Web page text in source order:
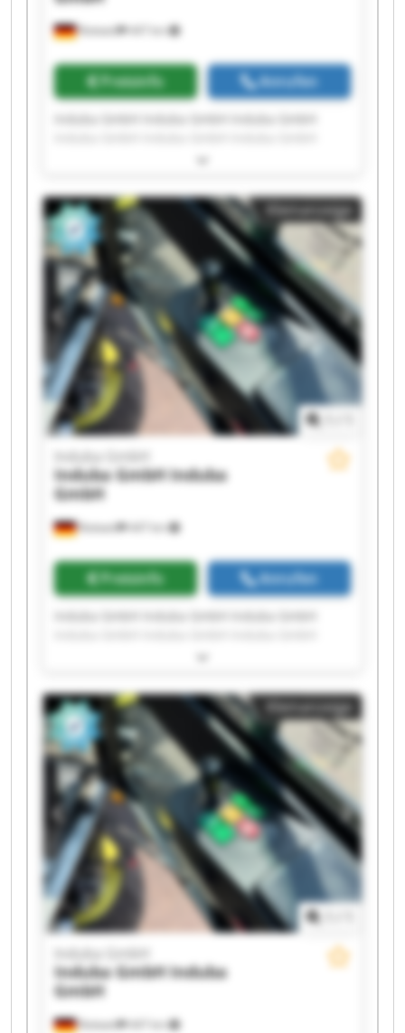
Rottweil 447 km
Preisinfo Anrufen
Induba GmbH Induba GmbH Induba GmbH
Induba GmbH Induba GmbH Induba GmbH
Induba GmbH Induba GmbH Induba GmbH
Induba GmbH Induba GmbH
Kleinanzeige
Rottweil 447 km
Induba GmbH
Induba GmbHInduba
GmbH
Preisinfo Anrufen
Induba GmbH Induba GmbH Induba GmbH
Induba GmbH Induba GmbH Induba GmbH
Induba GmbH Induba GmbH Induba GmbH
Induba GmbH Induba GmbH
Kleinanzeige
Rottweil 447 km
Induba GmbH
Induba GmbHInduba
GmbH